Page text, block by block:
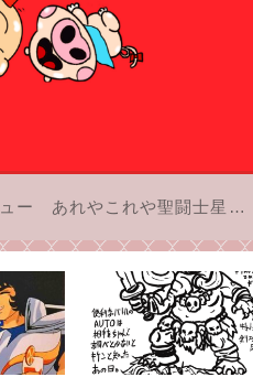
ー あれやこれや聖闘士星矢